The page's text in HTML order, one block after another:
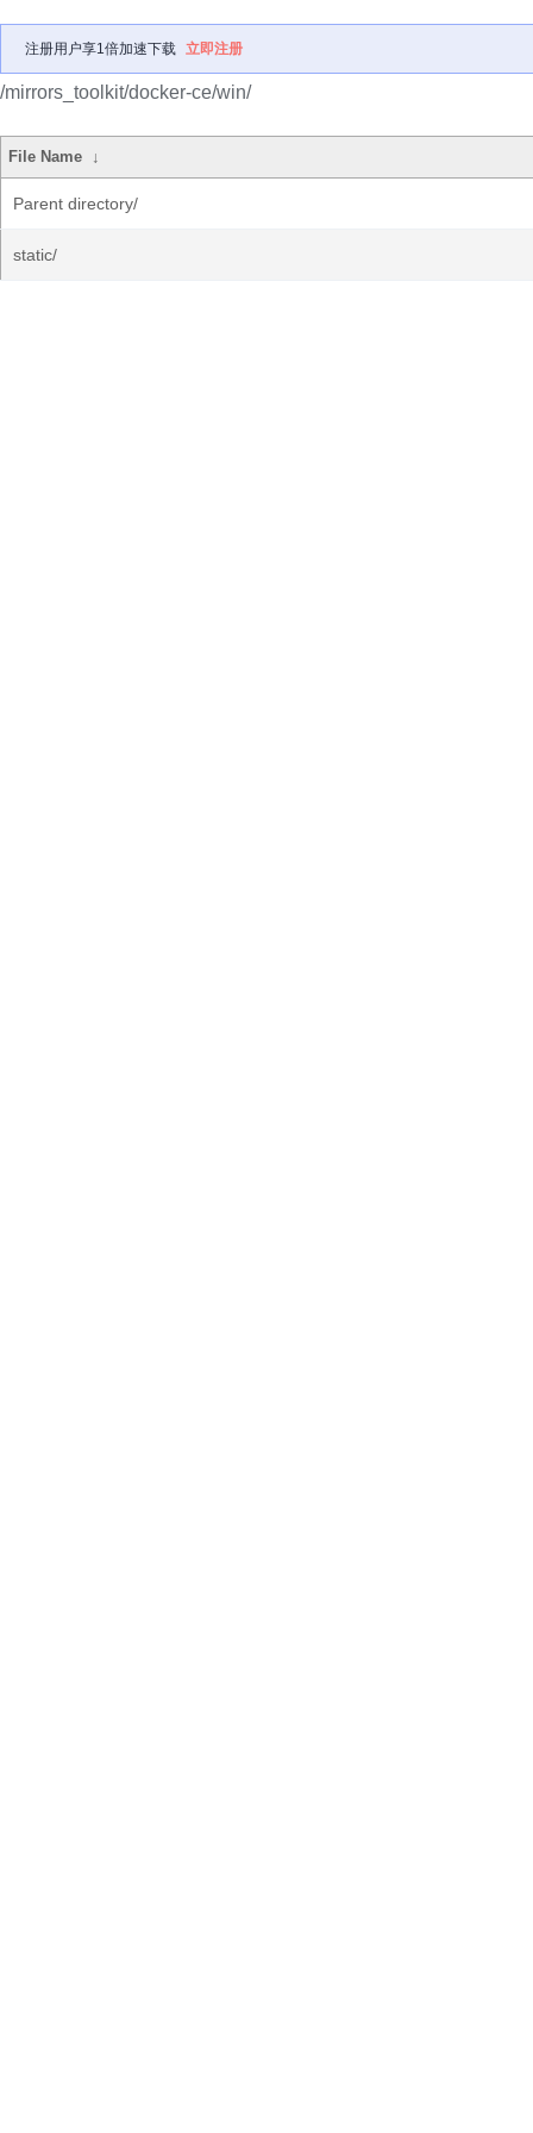
注册用户享1倍加速下载 立即注册
/mirrors_toolkit/docker-ce/win/
File Name ↓
Parent directory/
static/